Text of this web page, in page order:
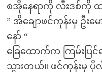
စအိုနေရာကို လီးဒစ်ကို
” အိချောဖင်ကုန်းမှ ဦးမ
နော် “
ခြေထောက်က ကြမ်းပြင်
သွားတယ်။ ဖင်ကုန်းမှ ပိုလို